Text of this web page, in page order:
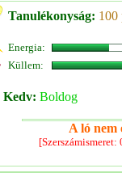
Tanulékonyság: 100
Energia:
Küllem:
Kedv: Boldog
A ló nem